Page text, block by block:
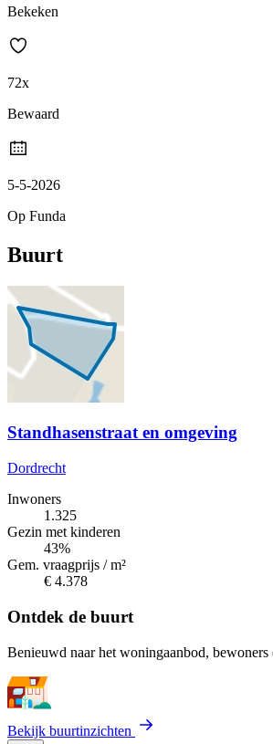
Bekeken
72x
Bewaard
5-5-2026
Op Funda
Buurt
Standhasenstraat en omgeving
Dordrecht
Inwoners
1.325
Gezin met kinderen
43%
Gem. vraagprijs / m²
€ 4.378
Ontdek de buurt
Benieuwd naar het woningaanbod, bewoners
Bekijk buurtinzichten